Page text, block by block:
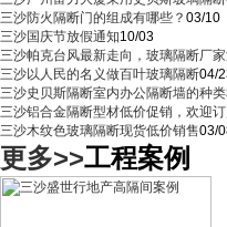
三沙防火隔断门的组成有哪些？ 03/10
三沙国庆节放假通知10/03
三沙帕克台风最新走向，玻璃隔断厂
三沙以人民的名义做百叶玻璃隔断04/
三沙史贝斯隔断室内办公隔断墙的种
三沙铝合金隔断型材低价促销，欢迎
三沙木纹色玻璃隔断现货低价销售03/
更多>>工程案例